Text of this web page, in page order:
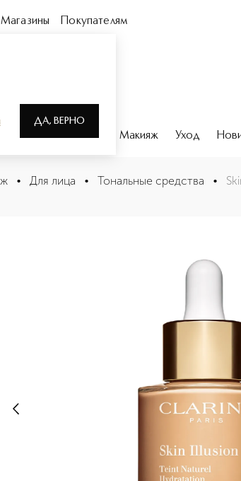
ДА, ВЕРНО
Магазины Покупателям
Парфюмерия Макияж Уход
тональный крем с легким покрытием
• Для лица • Тональные средства •